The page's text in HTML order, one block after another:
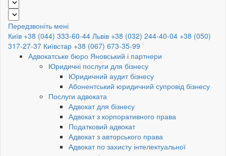
Передзвоніть мені
Київ +38 (044) 333-60-44 Львів +38 (032) 244-40-04 +38 (050)
317-27-37 Київстар +38 (067) 673-35-99
Адвокатське бюро Яновський і партнери
Юридичні послуги для бізнесу
Юридичний аудит бізнесу
Абонентський юридичний супровід бізнесу
Послуги адвоката
Адвокат для бізнесу
Адвокат з корпоративного права
Податковий адвокат
Адвокат з авторського права
Адвокат по захисту інтелектуальної